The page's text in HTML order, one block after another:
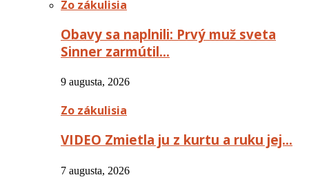
Zo zákulisia
Obavy sa naplnili: Prvý muž sveta
Sinner zarmútil…
9 augusta, 2026
Zo zákulisia
VIDEO Zmietla ju z kurtu a ruku jej…
7 augusta, 2026